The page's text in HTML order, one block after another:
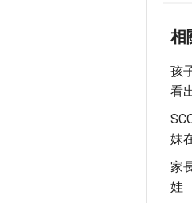
相
孩
看
妹
家
娃